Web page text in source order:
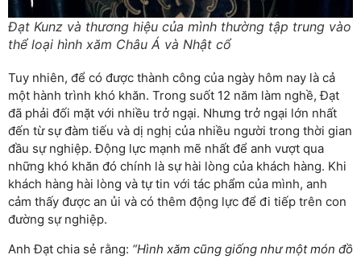
Đạt Kunz và thương hiệu của mình thường tập trung vào
thể loại hình xăm Châu Á và Nhật cổ
Tuy nhiên, để có được thành công của ngày hôm nay là cả
một hành trình khó khăn. Trong suốt 12 năm làm nghề, Đạt
đã phải đối mặt với nhiều trở ngại. Nhưng trở ngại lớn nhất
đến từ sự đàm tiếu và dị nghị của nhiều người trong thời gian
đầu sự nghiệp. Động lực mạnh mẽ nhất để anh vượt qua
những khó khăn đó chính là sự hài lòng của khách hàng. Khi
khách hàng hài lòng và tự tin với tác phẩm của mình, anh
cảm thấy được an ủi và có thêm động lực để đi tiếp trên con
đường sự nghiệp.
Anh Đạt chia sẻ rằng: “Hình xăm cũng giống như một món đồ